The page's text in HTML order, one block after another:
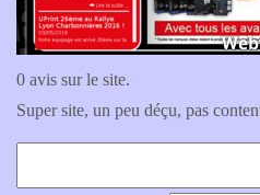
0 avis sur le site.
Super site, un peu déçu, pas